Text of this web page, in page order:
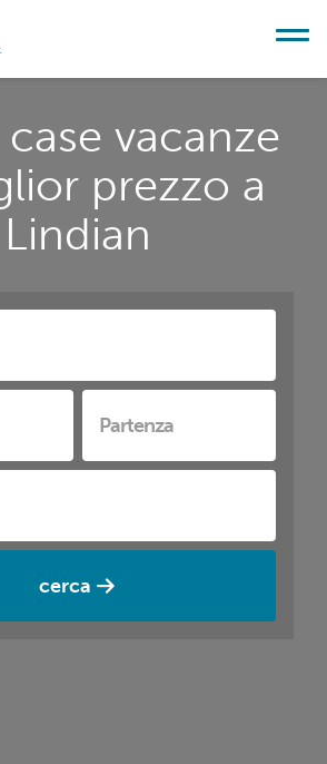
case vacanze
prezzo a
Lindian
cerca